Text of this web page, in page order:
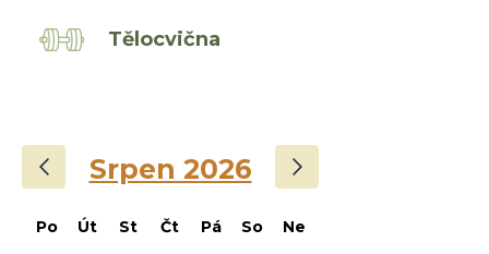
Tělocvična
Srpen 2026
Po Út St Čt Pá So Ne